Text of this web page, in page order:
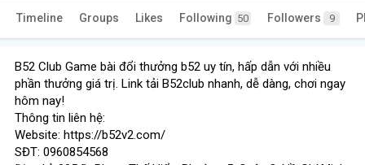
Timeline Groups Likes Following 50 Followers 9
B52 Club Game bài đổi thưởng b52 uy tín, hấp dẫn với nhiều
phần thưởng giá trị. Link tải B52club nhanh, dễ dàng, chơi ngay
hôm nay!
Thông tin liên hệ:
Website: https://b52v2.com/
SĐT: 0960854568